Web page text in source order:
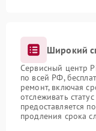
Широкий
Сервисный центр
по всей РФ,
ремонт, включая
отслеживать
предоставляется
продления срока